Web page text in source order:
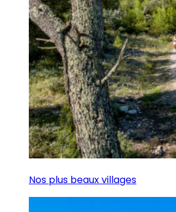
Nos plus beaux villages